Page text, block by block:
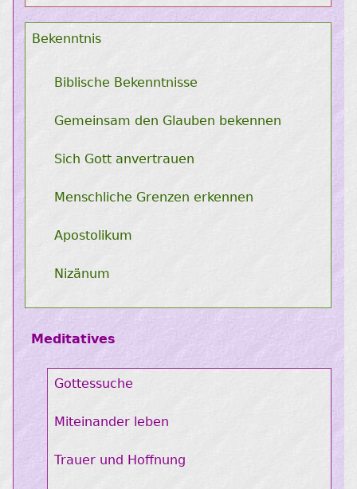
Bekenntnis
Biblische Bekenntnisse
Gemeinsam den Glauben bekennen
Sich Gott anvertrauen
Menschliche Grenzen erkennen
Apostolikum
Nizänum
Meditatives
Gottessuche
Miteinander leben
Trauer und Hoffnung